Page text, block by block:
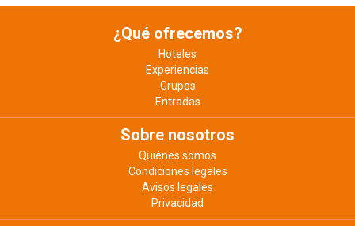
¿Qué ofrecemos?
Hoteles
Experiencias
Grupos
Entradas
Sobre nosotros
Quiénes somos
Condiciones legales
Avisos legales
Privacidad